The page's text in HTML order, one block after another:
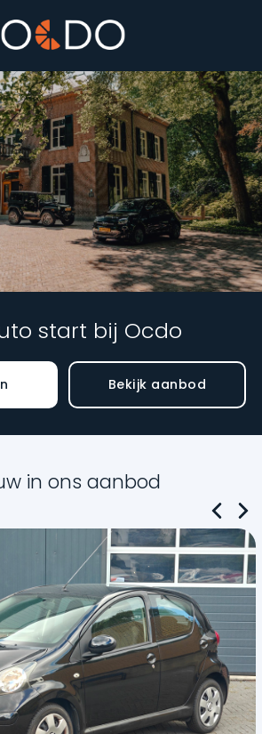
start bij Ocdo
Bekijk aanbod
in ons aanbod